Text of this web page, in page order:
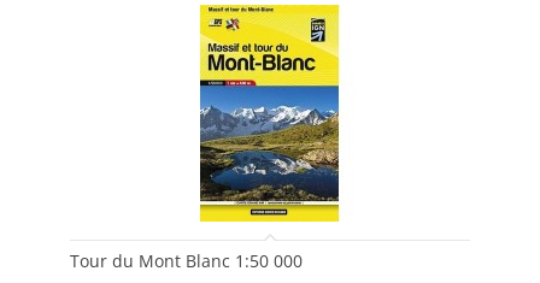
Tour du Mont Blanc 1:50 000